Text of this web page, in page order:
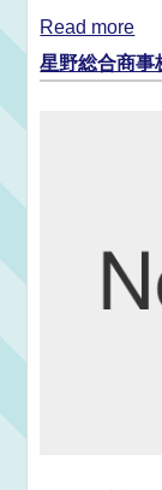
Read more
星野総合商事